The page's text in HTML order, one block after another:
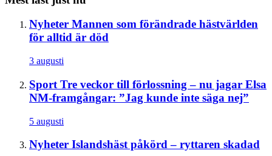
Nyheter Mannen som förändrade hästvärlden
för alltid är död
3 augusti
Sport Tre veckor till förlossning – nu jagar Elsa
NM-framgångar: ”Jag kunde inte säga nej”
5 augusti
Nyheter Islandshäst påkörd – ryttaren skadad